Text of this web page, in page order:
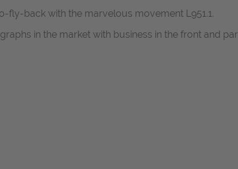
fly-back with the marvelous movement L951.1.
in the market with business in the front and